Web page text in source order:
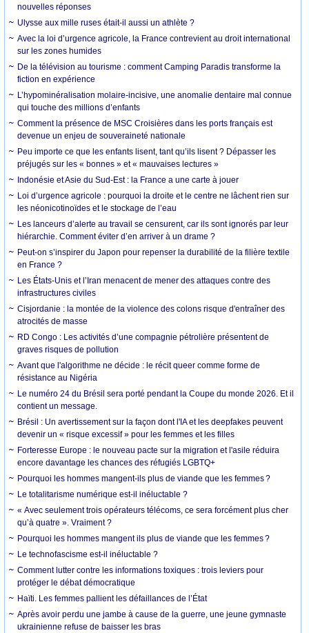
nouvelles réponses
Ulysse aux mille ruses était-il aussi un athlète ?
Avec la loi d’urgence agricole, la France contrevient au droit international
sur les zones humides
De la télévision au tourisme : comment Camping Paradis transforme la
fiction en expérience
L’hypominéralisation molaire-incisive, une anomalie dentaire mal connue
qui touche des millions d’enfants
Comment la présence de MSC Croisières dans les ports français est
devenue un enjeu de souveraineté nationale
Peu importe ce que les enfants lisent, tant qu’ils lisent ? Dépasser les
préjugés sur les « bonnes » et « mauvaises lectures »
Indonésie et Asie du Sud-Est : la France a une carte à jouer
Loi d’urgence agricole : pourquoi la droite et le centre ne lâchent rien sur
les néonicotinoïdes et le stockage de l’eau
Les lanceurs d’alerte au travail se censurent, car ils sont ignorés par leur
hiérarchie. Comment éviter d’en arriver à un drame ?
Peut-on s’inspirer du Japon pour repenser la durabilité de la filière textile
en France ?
Les États-Unis et l’Iran menacent de mener des attaques contre des
infrastructures civiles
Cisjordanie : la montée de la violence des colons risque d'entraîner des
atrocités de masse
RD Congo : Les activités d’une compagnie pétrolière présentent de
graves risques de pollution
Avant que l'algorithme ne décide : le récit queer comme forme de
résistance au Nigéria
Le numéro 24 du Brésil sera porté pendant la Coupe du monde 2026. Et il
contient un message.
Brésil : Un avertissement sur la façon dont l'IA et les deepfakes peuvent
devenir un « risque excessif » pour les femmes et les filles
Forteresse Europe : le nouveau pacte sur la migration et l'asile réduira
encore davantage les chances des réfugiés LGBTQ+
Pourquoi les hommes mangent-ils plus de viande que les femmes ?
Le totalitarisme numérique est-il inéluctable ?
« Avec seulement trois opérateurs télécoms, ce sera forcément plus cher
qu’à quatre ». Vraiment ?
Pourquoi les hommes mangent ils plus de viande que les femmes ?
Le technofascisme est-il inéluctable ?
Comment lutter contre les informations toxiques : trois leviers pour
protéger le débat démocratique
Haïti. Les femmes pallient les défaillances de l’État
Après avoir perdu une jambe à cause de la guerre, une jeune gymnaste
ukrainienne refuse de baisser les bras